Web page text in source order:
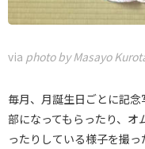
via photo by Masayo
毎月、月誕生日ごとに記
部になってもらったり、
ったりしている様子を撮